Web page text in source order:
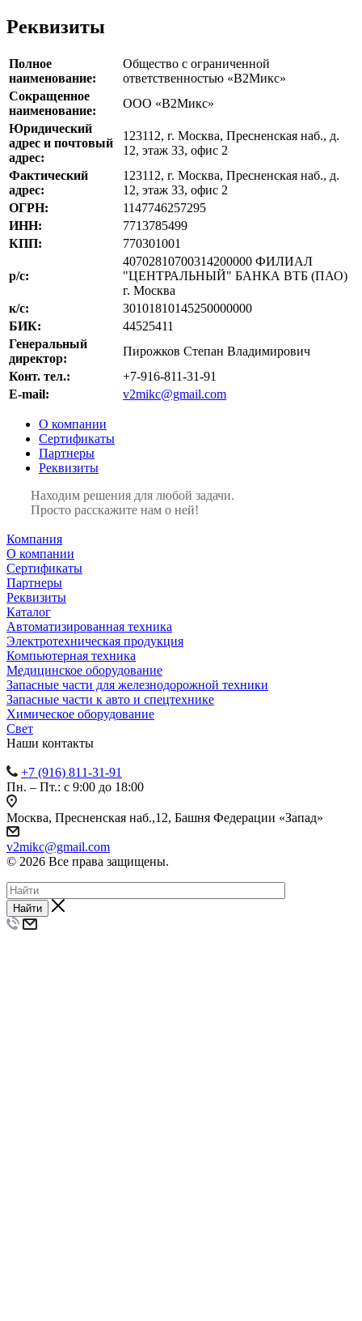
Реквизиты
Полное
наименование:
Общество с ограниченной
ответственностью «В2Микс»
Сокращенное
наименование:
ООО «В2Микс»
Юридический
адрес и почтовый
адрес:
123112, г. Москва, Пресненская наб., д.
12, этаж 33, офис 2
Фактический
адрес:
123112, г. Москва, Пресненская наб., д.
12, этаж 33, офис 2
ОГРН:
1147746257295
ИНН:
7713785499
КПП:
770301001
р/с:
40702810700314200000 ФИЛИАЛ
"ЦЕНТРАЛЬНЫЙ" БАНКА ВТБ (ПАО)
г. Москва
к/с:
30101810145250000000
БИК:
44525411
Генеральный
директор:
Пирожков Степан Владимирович
Конт. тел.:
+7-916-811-31-91
E-mail:
v2mikc@gmail.com
О компании
Сертификаты
Партнеры
Реквизиты
Находим решения для любой задачи.
Просто расскажите нам о ней!
Компания
О компании
Сертификаты
Партнеры
Реквизиты
Каталог
Автоматизированная техника
Электротехническая продукция
Компьютерная техника
Медицинское оборудование
Запасные части для железнодорожной техники
Запасные части к авто и спецтехнике
Химическое оборудование
Cвет
Наши контакты
+7 (916) 811-31-91
Пн. – Пт.: с 9:00 до 18:00
Москва, Пресненская наб.,12, Башня Федерации «Запад»
v2mikc@gmail.com
© 2026 Все права защищены.
Найти